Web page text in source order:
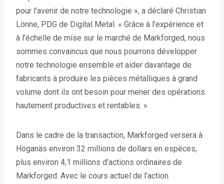
pour l’avenir de notre technologie », a déclaré Christian
Lönne, PDG de Digital Metal. « Grâce à l’expérience et
à l’échelle de mise sur le marché de Markforged, nous
sommes convaincus que nous pourrons développer
notre technologie ensemble et aider davantage de
fabricants à produire les pièces métalliques à grand
volume dont ils ont besoin pour mener des opérations
hautement productives et rentables. »
Dans le cadre de la transaction, Markforged versera à
Höganäs environ 32 millions de dollars en espèces,
plus environ 4,1 millions d’actions ordinaires de
Markforged. Avec le cours actuel de l’action